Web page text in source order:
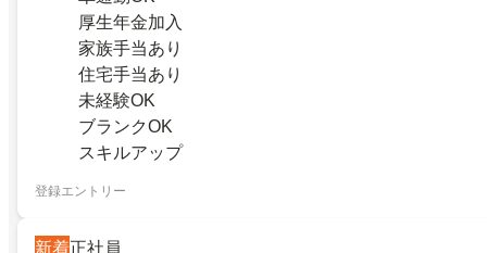
厚生年金加入
家族手当あり
住宅手当あり
未経験OK
ブランクOK
スキルアップ
登録エントリー
新着正社員